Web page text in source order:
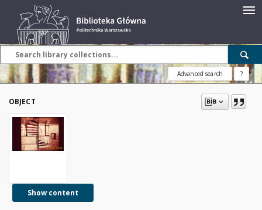
Advanced search ?
OBJECT
Show content